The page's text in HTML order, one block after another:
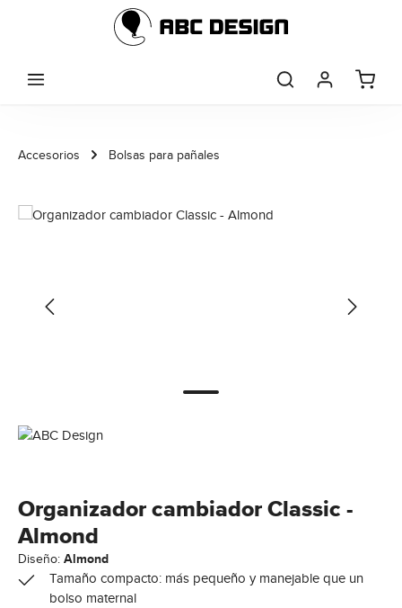
Saltar al contenido principal
Accesorios Bolsas para pañales
Omitir galería de imágenes
Organizador cambiador Classic -
Almond
Diseño: Almond
Tamaño compacto: más pequeño y manejable que un
bolso maternal